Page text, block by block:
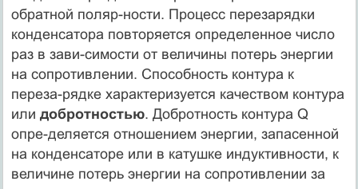
обратной поляр-ности. Процесс перезарядки
конденсатора повторяется определенное число
раз в зави-симости от величины потерь энергии
на сопротивлении. Способность контура к
переза-рядке характеризуется качеством контура
или добротностью. Добротность контура Q
опре-деляется отношением энергии, запасенной
на конденсаторе или в катушке индуктивности, к
величине потерь энергии на сопротивлении за